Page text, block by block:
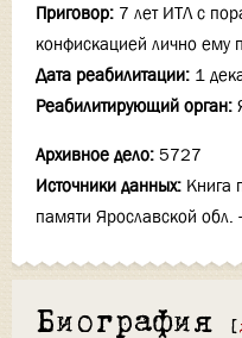
Приговор: 7 лет ИТЛ с
конфискацией лично ему
Дата реабилитации: 1
Реабилитирующий орган:
Архивное дело: 5727
Источники данных: Книга
памяти Ярославской обл.
Биография [